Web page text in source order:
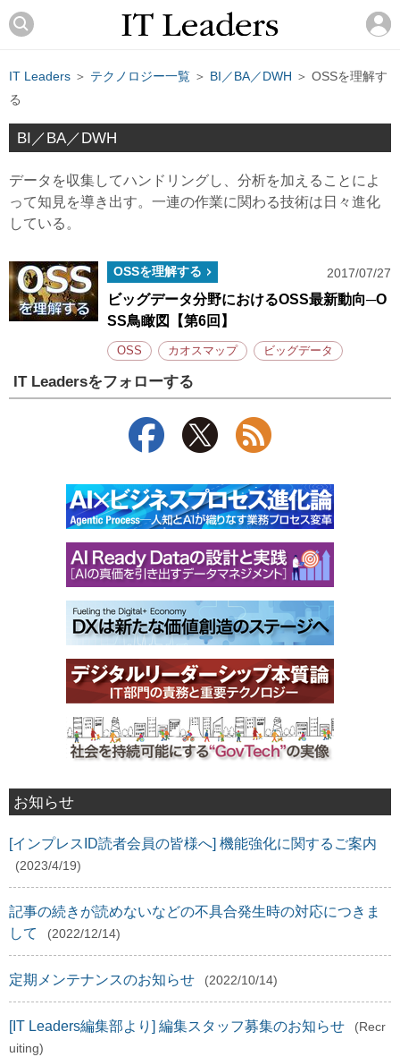
IT Leaders ＞ テクノロジー一覧 ＞ BI／BA／DWH ＞ OSSを理解す
る
BI／BA／DWH
データを収集してハンドリングし、分析を加えることによ
って知見を導き出す。一連の作業に関わる技術は日々進化
している。
OSSを理解する 2017/07/27
ビッグデータ分野におけるOSS最新動向─O
SS鳥瞰図【第6回】
OSS カオスマップ ビッグデータ
IT Leadersをフォローする
お知らせ
[インプレスID読者会員の皆様へ] 機能強化に関するご案内
(2023/4/19)
記事の続きが読めないなどの不具合発生時の対応につきま
して
(2022/12/14)
定期メンテナンスのお知らせ (2022/10/14)
[IT Leaders編集部より] 編集スタッフ募集のお知らせ
(Recr
uiting)